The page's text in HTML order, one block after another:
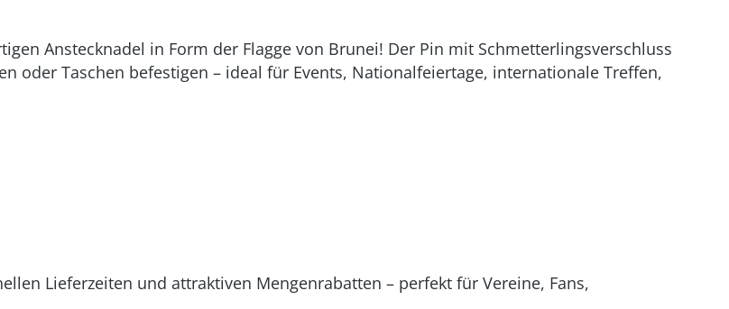
Anstecknadel in Form der Flagge von Brunei! Der Pin mit Schmetterlingsverschluss
oder Taschen befestigen – ideal für Events, Nationalfeiertage, internationale Treffen,
Lieferzeiten und attraktiven Mengenrabatten – perfekt für Vereine, Fans,